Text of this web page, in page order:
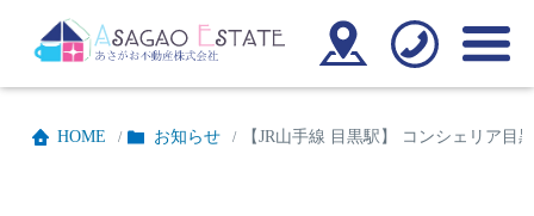
HOME / お知らせ / 【JR山手線 目黒駅】 コンシェリア目